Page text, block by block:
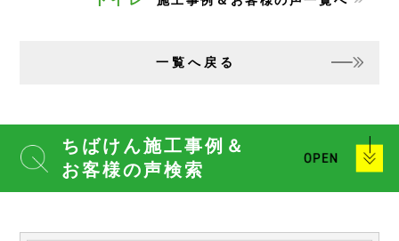
一覧へ戻る
ちばけん施工事例＆
お客様の声検索